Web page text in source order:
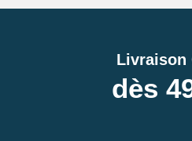
Livraison
dès